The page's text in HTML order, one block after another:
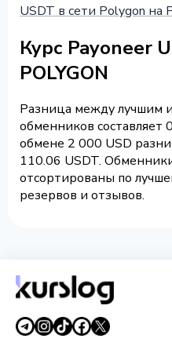
USDT в сети Polygon на
Курс Payoneer
POLYGON
Разница между лучшим
обменников составляет
обмене 2 000 USD
110.06 USDT.
отсортированы по
резервов и отзывов.